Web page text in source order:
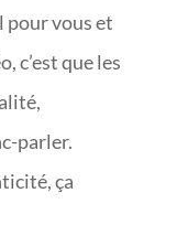
pour vous et
c’est que les
parler.
ça